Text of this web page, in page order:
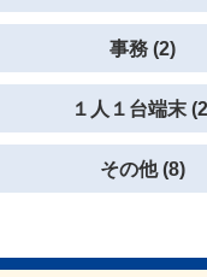
事務 (2)
１人１台端末
その他 (8)